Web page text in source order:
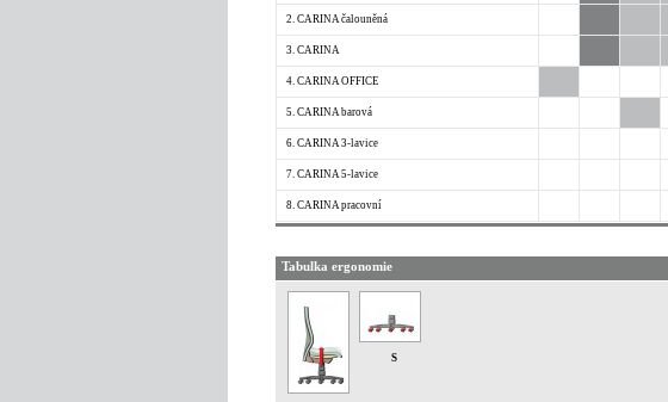
2. CARINA čalouněná
3. CARINA
4. CARINA OFFICE
5. CARINA barová
6. CARINA 3-lavice
7. CARINA 5-lavice
8. CARINA pracovní
Tabulka ergonomie
S